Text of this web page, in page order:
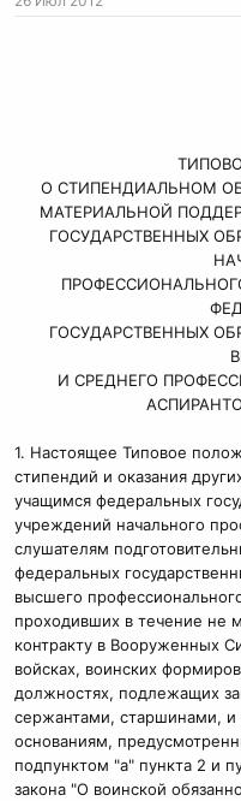
О СТИПЕНДИАЛЬНОМ
МАТЕРИАЛЬНОЙ
ГОСУДАРСТВЕННЫХ
ГОСУДАРСТВЕННЫХ
И СРЕДНЕГО
1. Настоящее Типовое
стипендий и оказания
учащимся федеральных
учреждений начального
слушателям
федеральных
высшего
проходивших в течение не
контракту в Вооруженных
войсках, воинских
должностях, подлежащих
сержантами, старшинами,
основаниям,
подпунктом "а" пункта 2 и
закона "О воинской